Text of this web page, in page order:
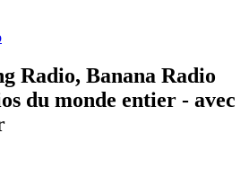
Radio, Banana Radio
du monde entier - avec